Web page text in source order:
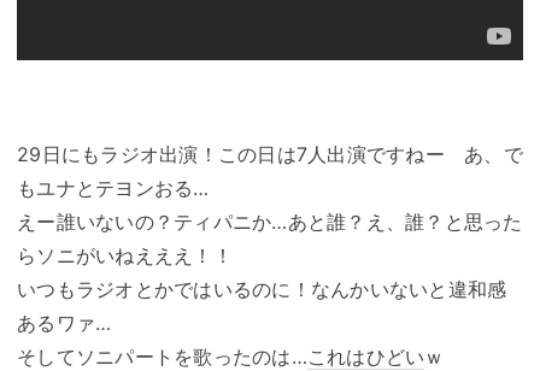
29日にもラジオ出演！この日は7人出演ですねー あ、で
もユナとテヨンおる…
えー誰いないの？ティパニか…あと誰？え、誰？と思った
らソニがいねえええ！！
いつもラジオとかではいるのに！なんかいないと違和感
あるワァ…
そしてソニパートを歌ったのは…これはひどい ｗ